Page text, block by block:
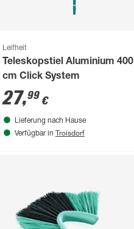
Leifheit
Teleskopstiel Aluminium 400
cm Click System
27,99€
Lieferung nach Hause
Verfügbar in Troisdorf